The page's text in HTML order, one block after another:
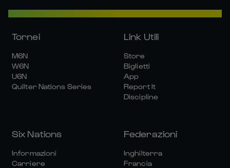
Tornei
M6N
W6N
U6N
Quilter Nations Series
Link Utili
Store
Biglietti
App
Report It
Discipline
Six Nations
Informazioni
Carriere
Federazioni
Inghilterra
Francia